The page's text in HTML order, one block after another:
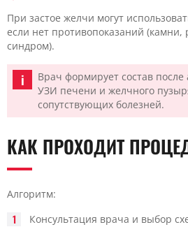
При застое желчи могут
если нет противопоказаний (камни,
синдром).
Врач формирует состав
УЗИ печени и желчного
сопутствующих болезней.
КАК ПРОХОДИТ
Алгоритм:
Консультация врача и выбор